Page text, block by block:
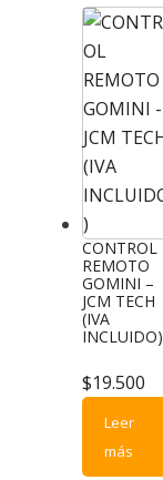
CONTROL
REMOTO
GOMINI –
JCM TECH
(IVA
INCLUIDO)
$19.500
Leer
más